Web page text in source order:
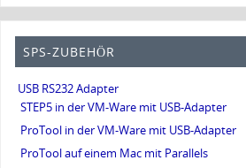
SPS-ZUBEHÖR
USB RS232 Adapter
STEP5 in der VM-Ware mit USB-Adapter
ProTool in der VM-Ware mit USB-Adapter
ProTool auf einem Mac mit Parallels